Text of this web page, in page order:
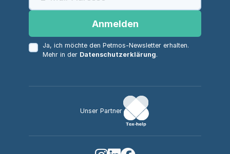
Anmelden
Ja, ich möchte den Petmos-Newsletter erhalten.
Mehr in der Datenschutzerklärung.
Unser Partner